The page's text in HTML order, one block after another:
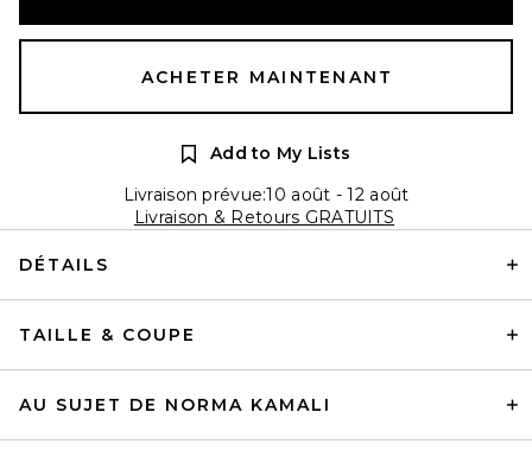
ACHETER MAINTENANT
Add to My Lists
Livraison prévue:10 août - 12 août
Livraison & Retours GRATUITS
DÉTAILS
TAILLE & COUPE
AU SUJET DE NORMA KAMALI